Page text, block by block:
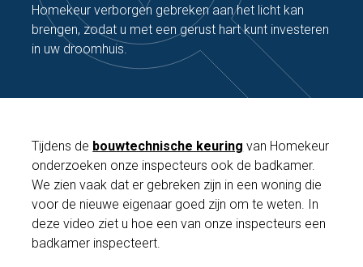
Homekeur verborgen gebreken aan het licht kan
brengen, zodat u met een gerust hart kunt investeren
in uw droomhuis.
Tijdens de bouwtechnische keuring van Homekeur
onderzoeken onze inspecteurs ook de badkamer.
We zien vaak dat er gebreken zijn in een woning die
voor de nieuwe eigenaar goed zijn om te weten. In
deze video ziet u hoe een van onze inspecteurs een
badkamer inspecteert.